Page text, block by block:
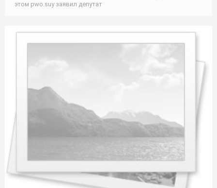
этом pwo.suу заявил депутат